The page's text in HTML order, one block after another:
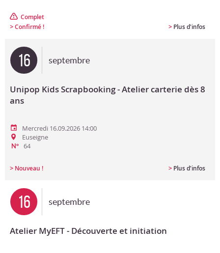
Complet
>Confirmé ! > Plus d'infos
16 septembre
Unipop Kids Scrapbooking - Atelier carterie dès 8
ans
Mercredi 16.09.2026 14:00
Euseigne
N° 64
> Nouveau ! > Plus d'infos
16 septembre
Atelier MyEFT - Découverte et initiation